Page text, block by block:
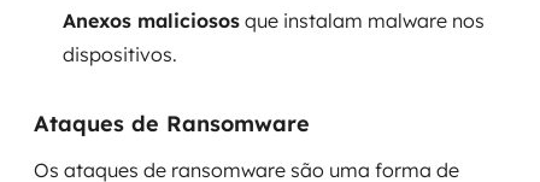
Anexos maliciosos que instalam malware nos
dispositivos.
Ataques de Ransomware
Os ataques de ransomware são uma forma de